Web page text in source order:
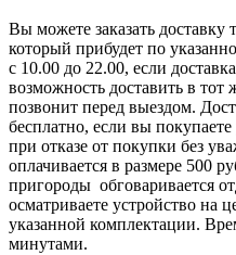
Вы можете заказать
который прибудет по
с 10.00 до 22.00, если
возможность доставить в тот
позвонит перед выездом.
бесплатно, если вы
при отказе от покупки без
оплачивается в размере 500
пригороды обговаривается
осматриваете устройство на
указанной комплектации.
минутами.